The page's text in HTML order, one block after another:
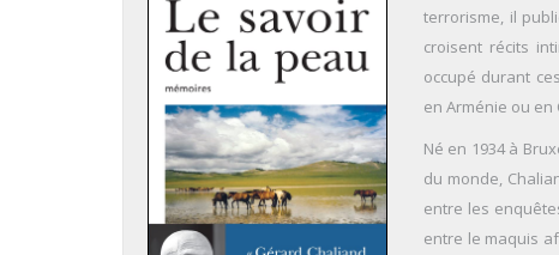
terrorisme, il
croisent récits
occupé durant
en Arménie ou en
Né en 1934 à
du monde,
entre les
entre le maquis